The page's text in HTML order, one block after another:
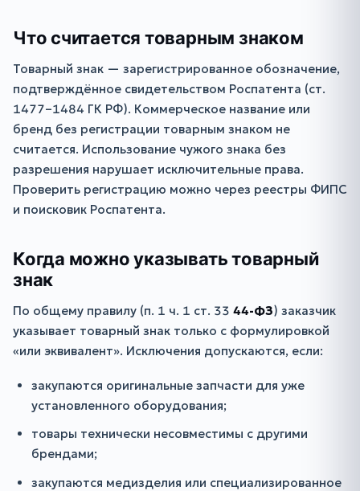
Что считается товарным знаком
Товарный знак — зарегистрированное обозначение,
подтверждённое свидетельством Роспатента (ст.
1477–1484 ГК РФ). Коммерческое название или
бренд без регистрации товарным знаком не
считается. Использование чужого знака без
разрешения нарушает исключительные права.
Проверить регистрацию можно через реестры ФИПС
и поисковик Роспатента.
Когда можно указывать товарный
знак
По общему правилу (п. 1 ч. 1 ст. 33 44-ФЗ) заказчик
указывает товарный знак только с формулировкой
«или эквивалент». Исключения допускаются, если:
закупаются оригинальные запчасти для уже
установленного оборудования;
товары технически несовместимы с другими
брендами;
закупаются медизделия или специализированное